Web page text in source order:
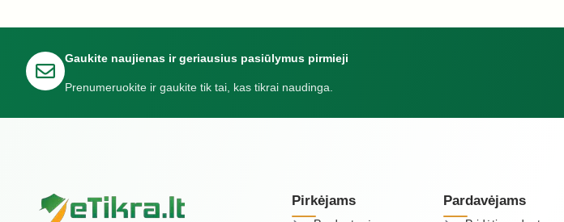
Gaukite naujienas ir geriausius pasiūlymus pirmieji
Prenumeruokite ir gaukite tik tai, kas tikrai naudinga.
Pirkėjams Pardavėjams